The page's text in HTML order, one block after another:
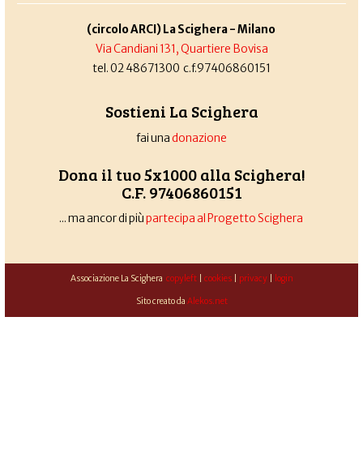
(circolo ARCI) La Scighera - Milano
Via Candiani 131, Quartiere Bovisa
tel. 02 48671300 c.f.97406860151
Sostieni La Scighera
fai unadonazione
Dona il tuo 5x1000 alla Scighera!
C.F. 97406860151
... ma ancor di piùpartecipa al Progetto Scighera
Associazione La Scighera copyleft| cookies| privacy| login
Sito creato da Alekos.net